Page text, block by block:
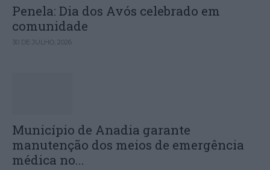
Penela: Dia dos Avós celebrado em
comunidade
30 DE JULHO, 2026
Município de Anadia garante
manutenção dos meios de emergência
médica no...